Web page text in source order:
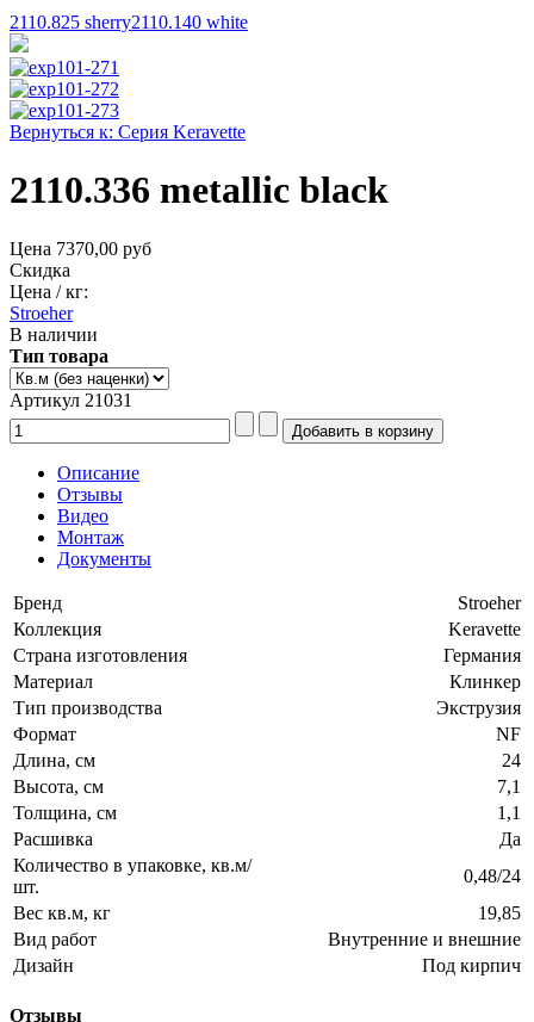
2110.825 sherry2110.140 white
Вернуться к: Серия Keravette
2110.336 metallic black
Цена 7370,00 руб
Скидка
Цена / кг:
Stroeher
В наличии
Тип товара
Артикул 21031
Описание
Отзывы
Видео
Монтаж
Документы
Бренд
Stroeher
Коллекция
Keravette
Страна изготовления
Германия
Материал
Клинкер
Тип производства
Экструзия
Формат
NF
Длина, см
24
Высота, см
7,1
Толщина, см
1,1
Расшивка
Да
Количество в упаковке, кв.м/
шт.
0,48/24
Вес кв.м, кг
19,85
Вид работ
Внутренние и внешние
Дизайн
Под кирпич
Отзывы